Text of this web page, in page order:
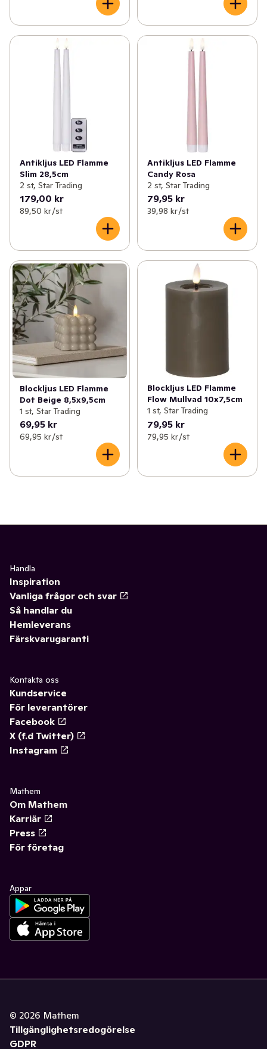
Antikljus LED Flamme
Slim 28,5cm
2 st, Star Trading
179,00 kr
89,50 kr /st
Antikljus LED Flamme
Candy Rosa
2 st, Star Trading
79,95 kr
39,98 kr /st
Blockljus LED Flamme
Dot Beige 8,5x9,5cm
1 st, Star Trading
69,95 kr
69,95 kr /st
Blockljus LED Flamme
Flow Mullvad 10x7,5cm
1 st, Star Trading
79,95 kr
79,95 kr /st
Handla
Inspiration
Vanliga frågor och svar
Så handlar du
Hemleverans
Färskvarugaranti
Kontakta oss
Kundservice
För leverantörer
Facebook
X (f.d Twitter)
Instagram
Mathem
Om Mathem
Karriär
Press
För företag
Appar
© 2026 Mathem
Tillgänglighetsredogörelse
GDPR